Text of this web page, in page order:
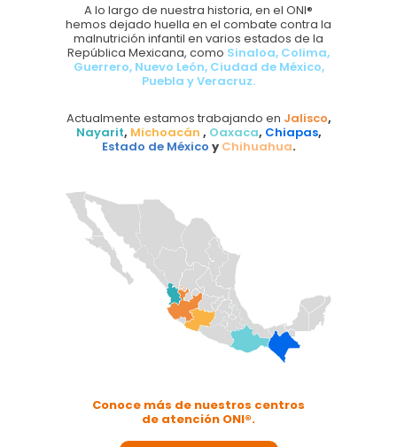
A lo largo de nuestra historia, en el ONI®
hemos dejado huella en el combate contra la
malnutrición infantil en varios estados de la
República Mexicana, como Sinaloa, Colima,
Guerrero, Nuevo León, Ciudad de México,
Puebla y Veracruz.
Actualmente estamos trabajando en Jalisco,
Nayarit, Michoacán , Oaxaca, Chiapas,
Estado de México y Chihuahua.
Conoce más de nuestros centros
de atención ONI®.